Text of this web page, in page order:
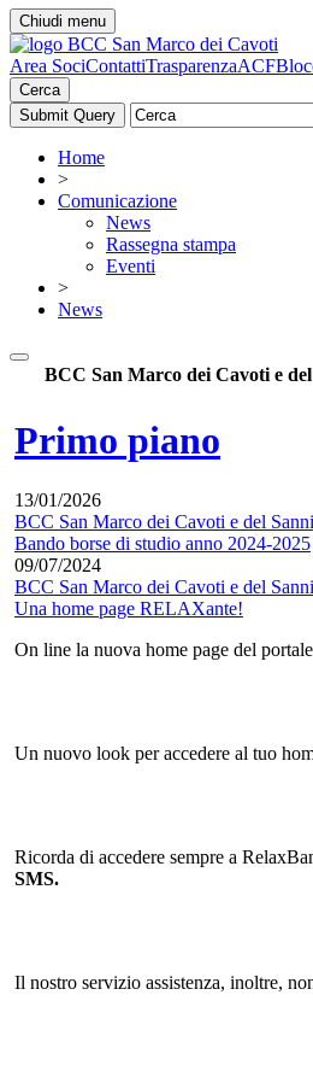
Chiudi menu
Area SociContattiTrasparenzaACF
Cerca
Home
>
Comunicazione
News
Rassegna stampa
Eventi
>
News
BCC San Marco dei Cavoti e
Primo piano
13/01/2026
BCC San Marco dei Cavoti e del
Bando borse di studio anno 2024-2025
09/07/2024
BCC San Marco dei Cavoti e del
Una home page RELAXante!
On line la nuova home page del
Un nuovo look per accedere al tuo
Ricorda di accedere sempre a
SMS.
Il nostro servizio assistenza, inoltre,